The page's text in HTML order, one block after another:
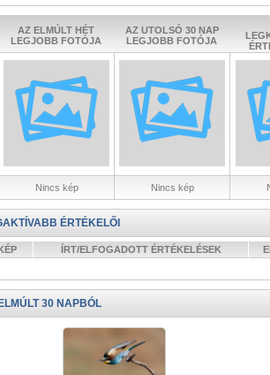
AZ ELMÚLT HÉT
LEGJOBB FOTÓJA
AZ UTOLSÓ 30 NAP
LEGJOBB FOTÓJA
Nincs kép Nincs kép
ÉRTÉKELŐI
ÍRT/ELFOGADOTT ÉRTÉKELÉSEK
30 NAPBÓL